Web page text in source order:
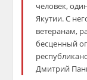
человек,
Якутии. С
ветеранам,
бесценный
Дмитрий